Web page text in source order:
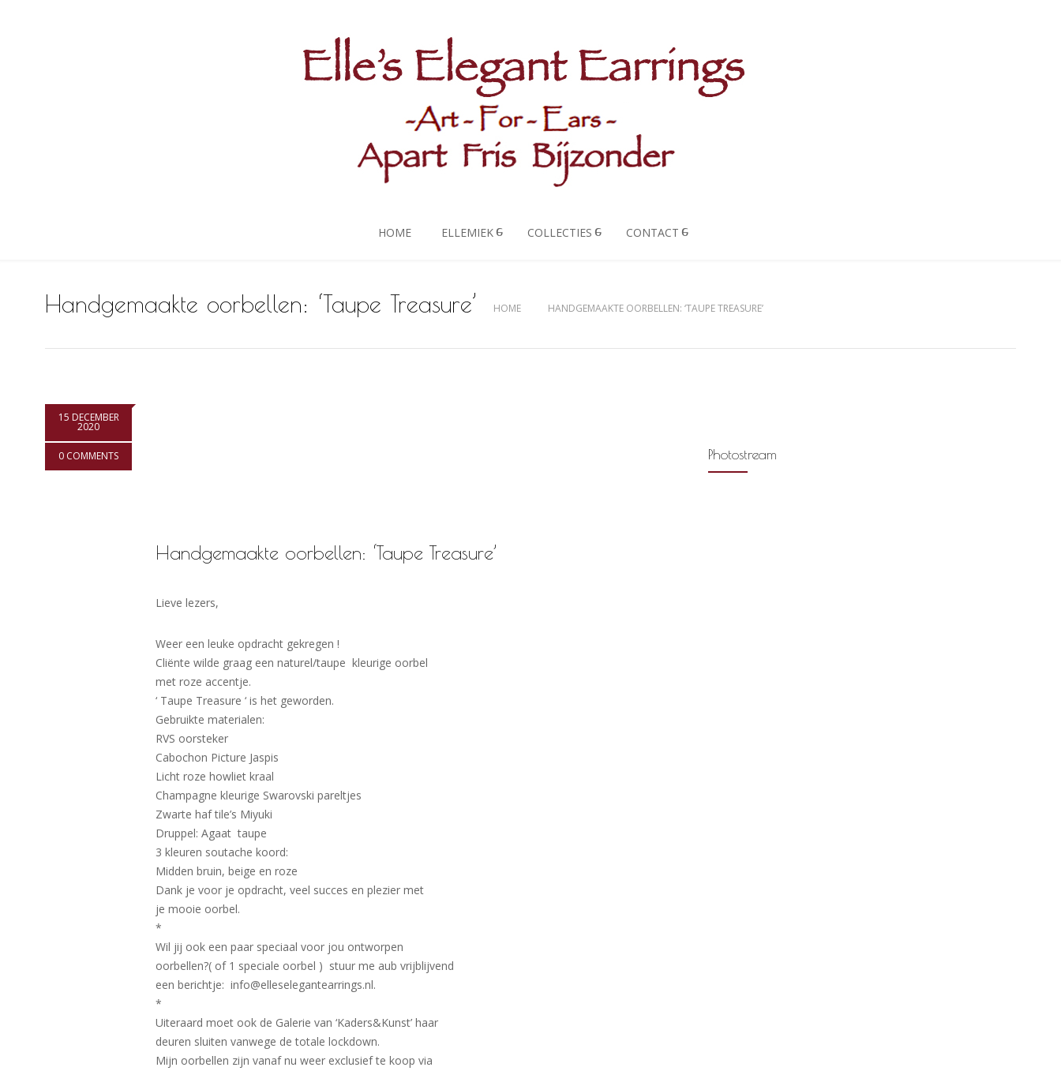
HOME ELLEMIEK COLLECTIES CONTACT
Handgemaakte oorbellen: ‘Taupe Treasure’ HOME HANDGEMAAKTE OORBELLEN: ‘TAUPE TREASURE’
15 DECEMBER
2020
0 COMMENTS
Handgemaakte oorbellen: ‘Taupe Treasure’
Lieve lezers,
Weer een leuke opdracht gekregen !
Cliënte wilde graag een naturel/taupe kleurige oorbel
met roze accentje.
‘ Taupe Treasure ‘ is het geworden.
Gebruikte materialen:
RVS oorsteker
Cabochon Picture Jaspis
Licht roze howliet kraal
Champagne kleurige Swarovski pareltjes
Zwarte haf tile’s Miyuki
Druppel: Agaat taupe
3 kleuren soutache koord:
Midden bruin, beige en roze
Dank je voor je opdracht, veel succes en plezier met
je mooie oorbel.
*
Wil jij ook een paar speciaal voor jou ontworpen
oorbellen?( of 1 speciale oorbel ) stuur me aub vrijblijvend
een berichtje: info@elleselegantearrings.nl.
*
Uiteraard moet ook de Galerie van ‘Kaders&Kunst’ haar
deuren sluiten vanwege de totale lockdown.
Mijn oorbellen zijn vanaf nu weer exclusief te koop via
Photostream